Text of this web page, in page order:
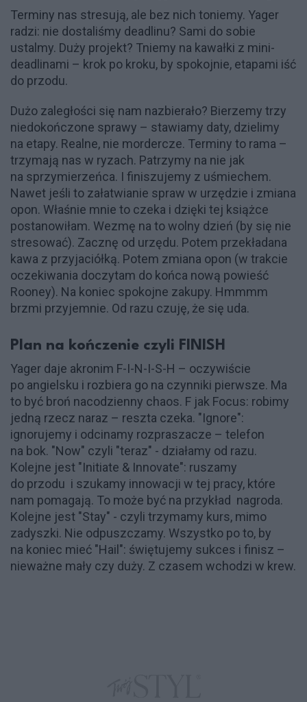
Terminy nas stresują, ale bez nich toniemy. Yager
radzi: nie dostaliśmy deadlinu? Sami do sobie
ustalmy. Duży projekt? Tniemy na kawałki z mini-
deadlinami – krok po kroku, by spokojnie, etapami iść
do przodu.
Dużo zaległości się nam nazbierało? Bierzemy trzy
niedokończone sprawy – stawiamy daty, dzielimy
na etapy. Realne, nie mordercze. Terminy to rama –
trzymają nas w ryzach. Patrzymy na nie jak
na sprzymierzeńca. I finiszujemy z uśmiechem.
Nawet jeśli to załatwianie spraw w urzędzie i zmiana
opon. Właśnie mnie to czeka i dzięki tej książce
postanowiłam. Wezmę na to wolny dzień (by się nie
stresować). Zacznę od urzędu. Potem przekładana
kawa z przyjaciółką. Potem zmiana opon (w trakcie
oczekiwania doczytam do końca nową powieść
Rooney). Na koniec spokojne zakupy. Hmmmm
brzmi przyjemnie. Od razu czuję, że się uda.
Plan na kończenie czyli FINISH
Yager daje akronim F-I-N-I-S-H – oczywiście
po angielsku i rozbiera go na czynniki pierwsze. Ma
to być broń nacodzienny chaos. F jak Focus: robimy
jedną rzecz naraz – reszta czeka. "Ignore":
ignorujemy i odcinamy rozpraszacze – telefon
na bok. "Now" czyli "teraz" - działamy od razu.
Kolejne jest "Initiate & Innovate": ruszamy
do przodu i szukamy innowacji w tej pracy, które
nam pomagają. To może być na przykład nagroda.
Kolejne jest "Stay" - czyli trzymamy kurs, mimo
zadyszki. Nie odpuszczamy. Wszystko po to, by
na koniec mieć "Hail": świętujemy sukces i finisz –
nieważne mały czy duży. Z czasem wchodzi w krew.